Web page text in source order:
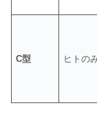
C型 ヒトの